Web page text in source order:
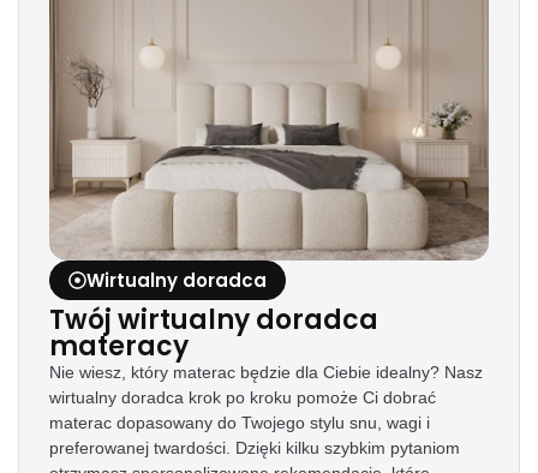
Wirtualny doradca
Twój wirtualny doradca
materacy
Nie wiesz, który materac będzie dla Ciebie idealny? Nasz
wirtualny doradca krok po kroku pomoże Ci dobrać
materac dopasowany do Twojego stylu snu, wagi i
preferowanej twardości. Dzięki kilku szybkim pytaniom